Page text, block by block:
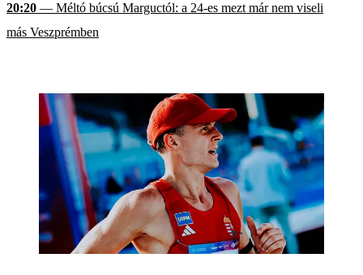
20:20 — Méltó búcsú Marguctól: a 24-es mezt már nem viseli
más Veszprémben